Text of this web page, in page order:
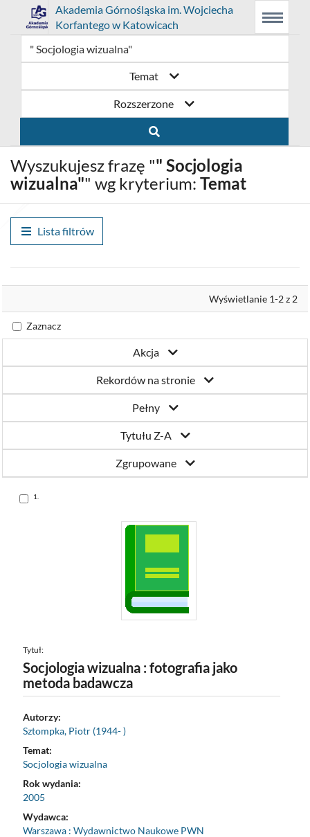
Menu
główne
Wyszukiwarka
Treść
główna
Przejdź
do
strony
domowej
biblioteki
Akademia
Górnośląska
im.
Wojciecha
w
Katowicach
Link
otwiera
się
w
nowym
oknie
Prolib
Integro
-
główna
Akademia Górnośląska im. Wojciecha
Korfantego w Katowicach
Menu
Temat
Rozszerzone
Wyszukujesz frazę "" Socjologia
wizualna"" wg kryterium: Temat
Lista filtrów
Wyświetlanie 1-2 z 2
Zaznacz
Akcja
Rekordów na stronie
Pełny
Tytułu Z-A
Zgrupowane
Skocz
do
1.
Tytuł:
Socjologia wizualna : fotografia jako
metoda badawcza
Autorzy:
Sztompka, Piotr (1944- )
Temat:
Socjologia wizualna
Rok wydania:
2005
Wydawca:
Warszawa : Wydawnictwo Naukowe PWN